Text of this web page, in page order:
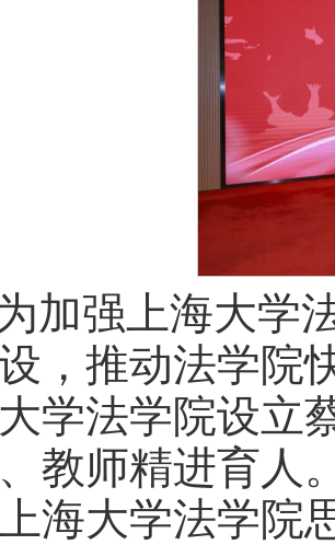
加强上海大学
，推动法学院
学法学院设立
教师精进育人
海大学法学院